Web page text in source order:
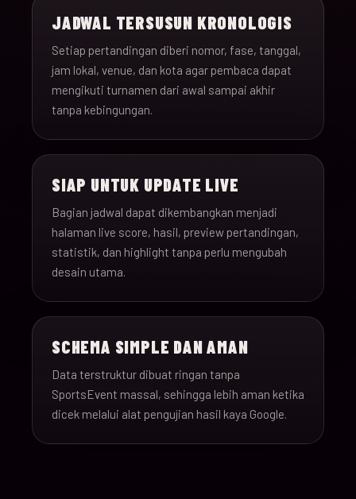
JADWAL TERSUSUN KRONOLOGIS
Setiap pertandingan diberi nomor, fase, tanggal,
jam lokal, venue, dan kota agar pembaca dapat
mengikuti turnamen dari awal sampai akhir
tanpa kebingungan.
SIAP UNTUK UPDATE LIVE
Bagian jadwal dapat dikembangkan menjadi
halaman live score, hasil, preview pertandingan,
statistik, dan highlight tanpa perlu mengubah
desain utama.
SCHEMA SIMPLE DAN AMAN
Data terstruktur dibuat ringan tanpa
SportsEvent massal, sehingga lebih aman ketika
dicek melalui alat pengujian hasil kaya Google.